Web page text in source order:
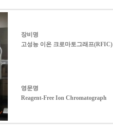
장비명
고성능 이온 크로마토그래프(RFIC)
영문명
Reagent-Free Ion Chromatograph